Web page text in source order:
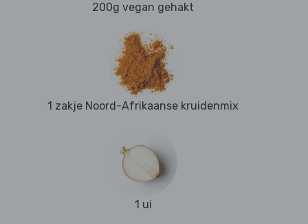
200g vegan gehakt
1 zakje Noord-Afrikaanse kruidenmix
1 ui